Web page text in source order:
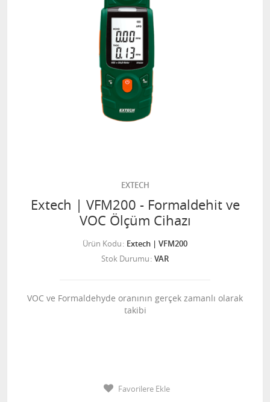
EXTECH
Extech | VFM200 - Formaldehit ve
VOC Ölçüm Cihazı
Ürün Kodu Extech | VFM200
Stok Durumu VAR
VOC ve Formaldehyde oranının gerçek zamanlı olarak
takibi
Favorilere Ekle